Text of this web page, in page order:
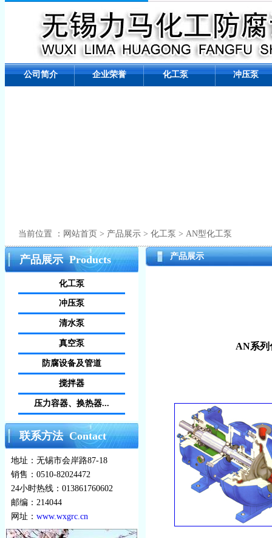
公司简介 企业荣誉 化工泵 冲压泵
当前位置 ：网站首页 > 产品展示 > 化工泵 > AN型化工泵
产品展示 Products
化工泵
冲压泵
清水泵
真空泵
防腐设备及管道
搅拌器
压力容器、换热器...
联系方法 Contact
地址：无锡市会岸路87-18
销售：0510-82024472
24小时热线：013861760602
邮编：214044
网址： www.wxgrc.cn
产品展示
AN系列